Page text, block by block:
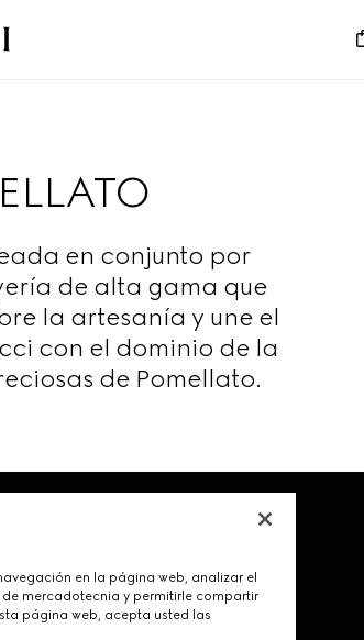
en conjunto por
de alta gama que
la artesanía y une el
con el dominio de la
de Pomellato.
en la página web, analizar el
mercadotecnia y permitirle compartir
página web, acepta usted las